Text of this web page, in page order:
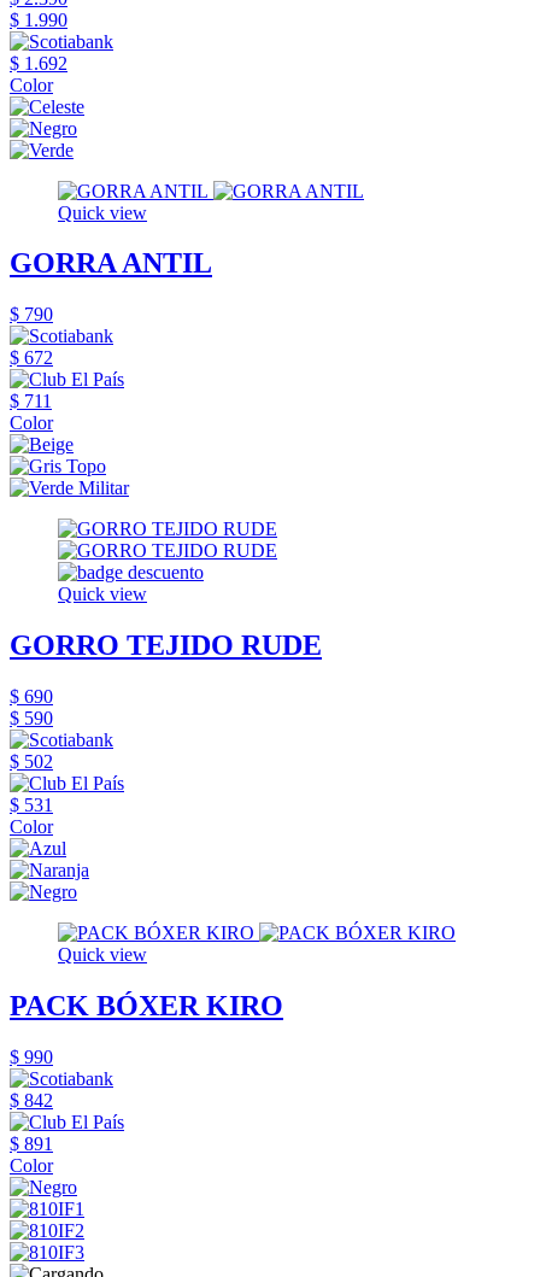
$ 1.990
$ 1.692
Color
Quick view
GORRA ANTIL
$ 790
$ 672
$ 711
Color
Quick view
GORRO TEJIDO RUDE
$ 690
$ 590
$ 502
$ 531
Color
Quick view
PACK BÓXER KIRO
$ 990
$ 842
$ 891
Color